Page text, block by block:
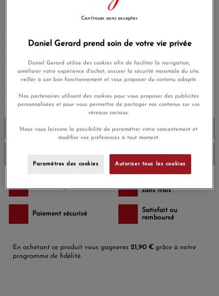
l’honneur un saphir jaune de Madagascar. Son design
géométrique et moderne allie délicatesse et équilibre, idéal
EN SAVOIR PLUS
730,00 €
Payez seulement 73 € aujourd'hui
Ajouter au panier
Envoi à 15h aujourd'hui
Livraison gratuite
sans frais
Paiement sécurisé
Satisfait ou
remboursé
En achetant ce produit vous gagnerez 21,90 € grâce à notre
programme de fidélité.
Daniel Gerard prend soin de votre vie privée
Daniel Gerard utilise des cookies afin de faciliter la navigation,
améliorer votre expérience d'achat, assurer la sécurité maximale du site,
veiller à son bon fonctionnement et vous proposer du contenu adapté.
Nos partenaires utilisent des cookies pour vous proposer des publicités
personnalisées et pour vous permettre de partager nos contenus sur vos
réseaux sociaux.
Nous vous laissons la possibilité de paramétrer votre consentement et
modifier vos préférences à tout moment.
Paramètres des cookies Autoriser tous les cookies
Continuer sans accepter